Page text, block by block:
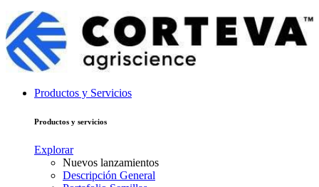
Productos y Servicios
Productos y servicios
Explorar
Nuevos lanzamientos
Descripción General